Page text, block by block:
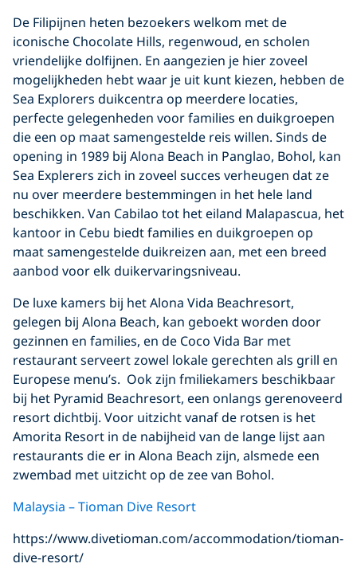
De Filipijnen heten bezoekers welkom met de
iconische Chocolate Hills, regenwoud, en scholen
vriendelijke dolfijnen. En aangezien je hier zoveel
mogelijkheden hebt waar je uit kunt kiezen, hebben de
Sea Explorers duikcentra op meerdere locaties,
perfecte gelegenheden voor families en duikgroepen
die een op maat samengestelde reis willen. Sinds de
opening in 1989 bij Alona Beach in Panglao, Bohol, kan
Sea Explerers zich in zoveel succes verheugen dat ze
nu over meerdere bestemmingen in het hele land
beschikken. Van Cabilao tot het eiland Malapascua, het
kantoor in Cebu biedt families en duikgroepen op
maat samengestelde duikreizen aan, met een breed
aanbod voor elk duikervaringsniveau.
De luxe kamers bij het Alona Vida Beachresort,
gelegen bij Alona Beach, kan geboekt worden door
gezinnen en families, en de Coco Vida Bar met
restaurant serveert zowel lokale gerechten als grill en
Europese menu’s. Ook zijn fmiliekamers beschikbaar
bij het Pyramid Beachresort, een onlangs gerenoveerd
resort dichtbij. Voor uitzicht vanaf de rotsen is het
Amorita Resort in de nabijheid van de lange lijst aan
restaurants die er in Alona Beach zijn, alsmede een
zwembad met uitzicht op de zee van Bohol.
Malaysia – Tioman Dive Resort
https://www.divetioman.com/accommodation/tioman-
dive-resort/